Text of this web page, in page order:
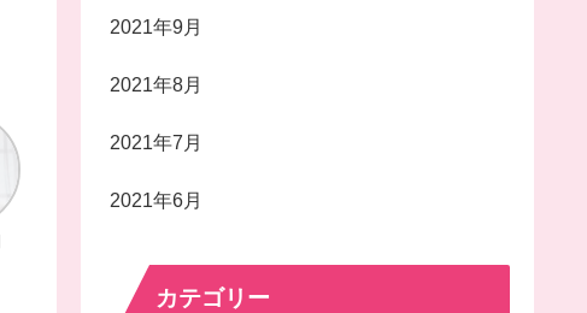
2021年9月
2021年8月
2021年7月
2021年6月
カテゴリー